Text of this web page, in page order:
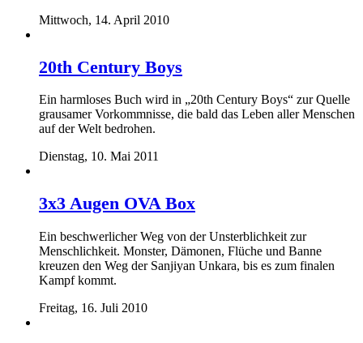
Mittwoch, 14. April 2010
20th Century Boys
Ein harmloses Buch wird in „20th Century Boys“ zur Quelle
grausamer Vorkommnisse, die bald das Leben aller Menschen
auf der Welt bedrohen.
Dienstag, 10. Mai 2011
3x3 Augen OVA Box
Ein beschwerlicher Weg von der Unsterblichkeit zur
Menschlichkeit. Monster, Dämonen, Flüche und Banne
kreuzen den Weg der Sanjiyan Unkara, bis es zum finalen
Kampf kommt.
Freitag, 16. Juli 2010